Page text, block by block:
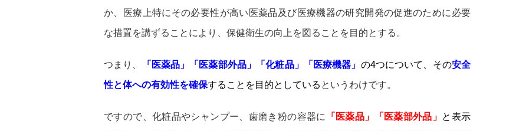
か、医療上特にその必要性が高い医薬品及び医療機器の研究開発の促進のために必要
な措置を講ずることにより、保健衛生の向上を図ることを目的とする。
つまり、 「医薬品」「医薬部外品」「化粧品」「医療機器」 の4つについて、その安全
性と体への有効性を確保することを目的としている というわけです。
ですので、化粧品やシャンプー、歯磨き粉の容器に 「医薬品」「医薬部外品」 と表示